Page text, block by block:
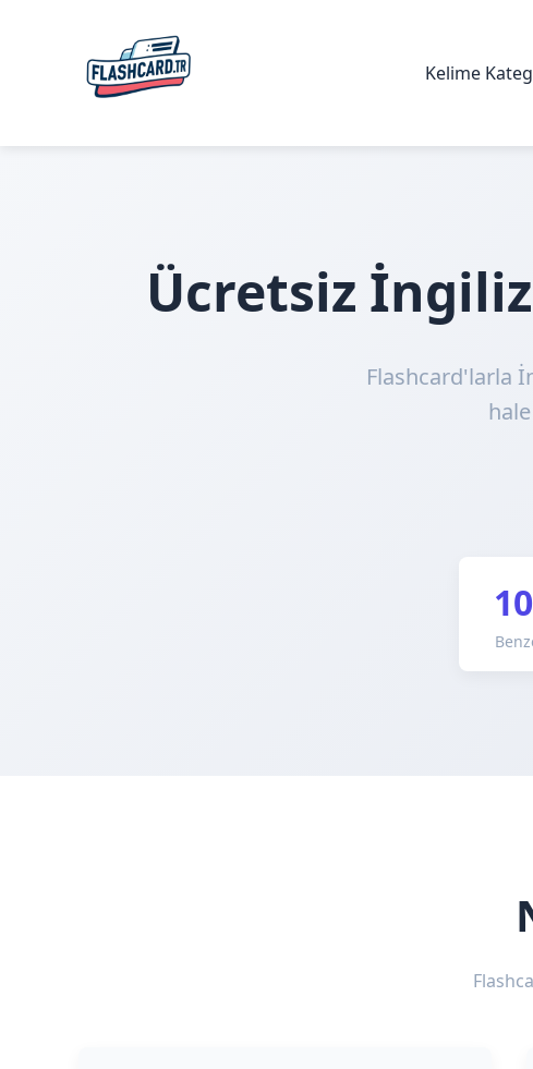
Kelime
Ücretsiz
Flashcard'larla